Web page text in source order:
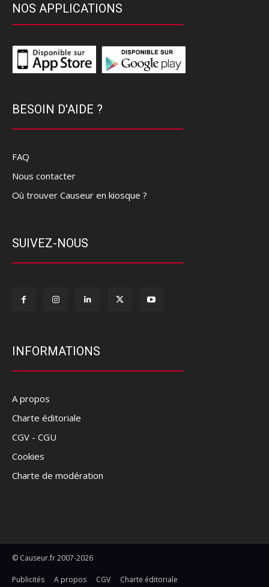
NOS APPLICATIONS
BESOIN D'AIDE ?
FAQ
Nous contacter
Où trouver Causeur en kiosque ?
SUIVEZ-NOUS
INFORMATIONS
A propos
Charte éditoriale
CGV - CGU
Cookies
Charte de modération
© Causeur.fr 2007-2026
Publicités A propos CGV
Charte éditoriale